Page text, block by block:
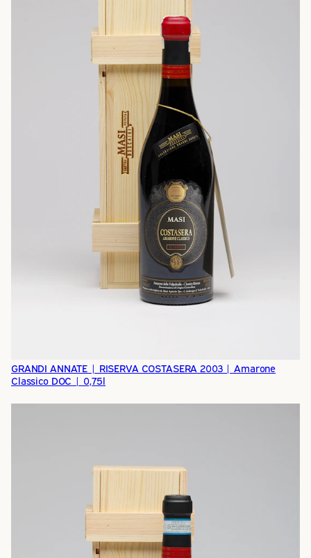
GRANDI ANNATE | RISERVA COSTASERA 2003 | Amarone
Classico DOC | 0,75l